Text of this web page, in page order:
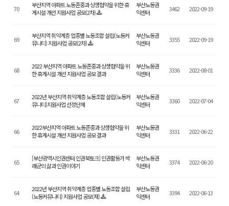
70
부산지역 아파트 노동존중과 상생협약을 위한 휴
게시설 개선 지원사업 공모(2차)
부산노동권
익센터
3462 2022-09-19
69
부산지역 취약계층 업종별 노동조합 설립(노동커
뮤니티) 지원사업 공모(2차)
부산노동권
익센터
3355 2022-09-19
68
2022 부산지역 아파트 노동존중과 상생협약을 위
한 휴게시설 개선 지원사업 공모 결과
부산노동권
익센터
3336 2022-08-01
67
2022년 부산지역 취약계층 노동조합 설립(노동커
뮤니티)지원사업 선정단체
부산노동권
익센터
3360 2022-07-04
66
2022부산지역 아파트 노동존중과 상생협약을 위
한 휴게시설 개선 지원사업 공모 결과
부산노동권
익센터
3331 2022-06-22
65
[부산광역시인권센터 인권북토크] 인권활동가 박
래군의 삶과 인권이야기
부산노동권
익센터
3374 2022-06-20
64
2022년 부산지역 취약계층 업종별 노동조합 설립
(노동커뮤니티) 지원사업 공모(재)
부산노동권
익센터
3394 2022-06-13